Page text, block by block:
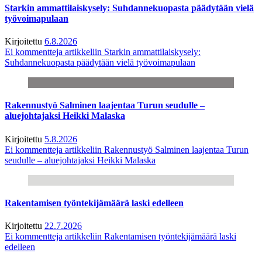
Starkin ammattilaiskysely: Suhdannekuopasta päädytään vielä
työvoimapulaan
Kirjoitettu 6.8.2026
Ei kommentteja artikkeliin Starkin ammattilaiskysely:
Suhdannekuopasta päädytään vielä työvoimapulaan
Rakennustyö Salminen laajentaa Turun seudulle –
aluejohtajaksi Heikki Malaska
Kirjoitettu 5.8.2026
Ei kommentteja artikkeliin Rakennustyö Salminen laajentaa Turun
seudulle – aluejohtajaksi Heikki Malaska
Rakentamisen työntekijämäärä laski edelleen
Kirjoitettu 22.7.2026
Ei kommentteja artikkeliin Rakentamisen työntekijämäärä laski
edelleen